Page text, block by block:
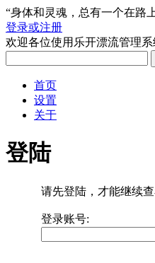
“身体和灵魂，总有一个在路
登录或注册
欢迎各位使用乐开漂流管理系
首页
设置
关于
登陆
请先登陆，才能继续
登录账号: